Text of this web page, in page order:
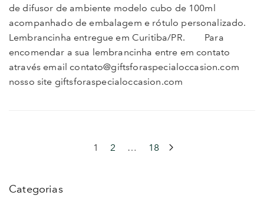
de difusor de ambiente modelo cubo de 100ml
acompanhado de embalagem e rótulo personalizado.
Lembrancinha entregue em Curitiba/PR. Para
encomendar a sua lembrancinha entre em contato
através email contato@giftsforaspecialoccasion.com
nosso site giftsforaspecialoccasion.com
1 2 … 18
Categorias